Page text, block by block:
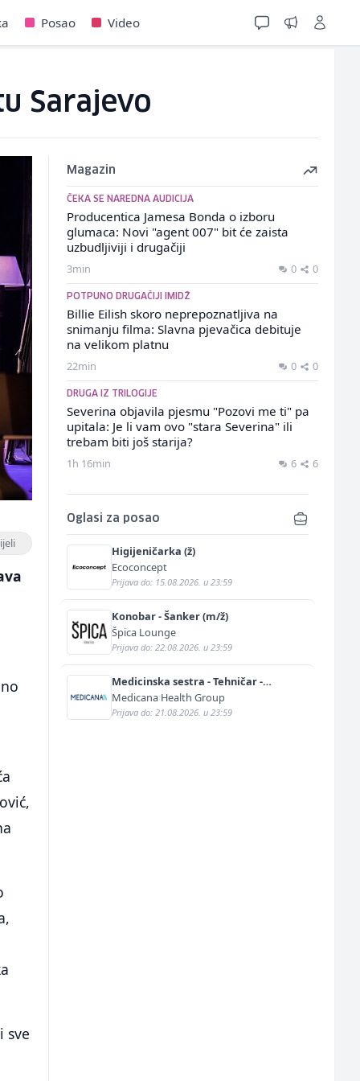
Posao Video
Sarajevo
sve
Magazin
ČEKA SE NAREDNA AUDICIJA
Producentica Jamesa Bonda o izboru
glumaca: Novi "agent 007" bit će zaista
uzbudljiviji i drugačiji
3min 0 0
POTPUNO DRUGAČIJI IMIDŽ
Billie Eilish skoro neprepoznatljiva na
snimanju filma: Slavna pjevačica debituje
na velikom platnu
22min 0 0
DRUGA IZ TRILOGIJE
Severina objavila pjesmu "Pozovi me ti" pa
upitala: Je li vam ovo "stara Severina" ili
trebam biti još starija?
1h 16min 6 6
Oglasi za posao
Higijeničarka (ž)
Ecoconcept
Prijava do: 15.08.2026. u 23:59
Konobar - Šanker (m/ž)
Špica Lounge
Prijava do: 22.08.2026. u 23:59
Medicinska sestra - Tehničar -
Anestetičar (m/ž)
Medicana Health Group
Prijava do: 21.08.2026. u 23:59